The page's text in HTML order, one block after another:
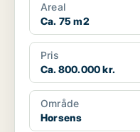
Areal
Ca. 75 m2
Pris
Ca. 800.000 kr.
Område
Horsens